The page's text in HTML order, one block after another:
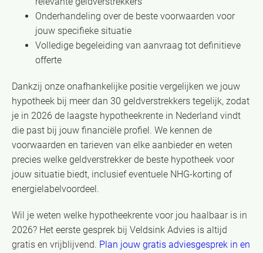
Onderhandeling over de beste voorwaarden voor
jouw specifieke situatie
Volledige begeleiding van aanvraag tot definitieve
offerte
Dankzij onze onafhankelijke positie vergelijken we jouw
hypotheek bij meer dan 30 geldverstrekkers tegelijk, zodat
je in 2026 de laagste hypotheekrente in Nederland vindt
die past bij jouw financiële profiel. We kennen de
voorwaarden en tarieven van elke aanbieder en weten
precies welke geldverstrekker de beste hypotheek voor
jouw situatie biedt, inclusief eventuele NHG-korting of
energielabelvoordeel.
Wil je weten welke hypotheekrente voor jou haalbaar is in
2026? Het eerste gesprek bij Veldsink Advies is altijd
gratis en vrijblijvend. Plan jouw gratis adviesgesprek in en